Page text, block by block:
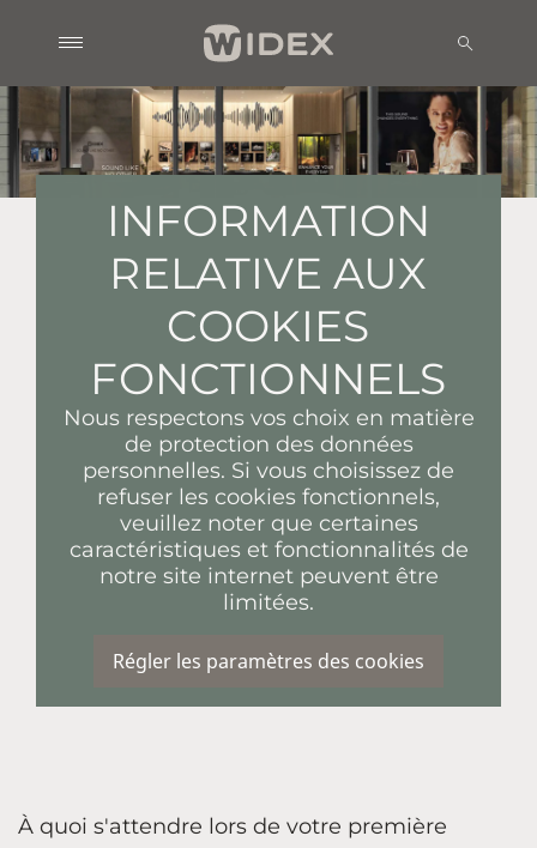
INFORMATION
RELATIVE AUX
COOKIES
FONCTIONNELS
Nous respectons vos choix en matière
de protection des données
personnelles. Si vous choisissez de
refuser les cookies fonctionnels,
veuillez noter que certaines
caractéristiques et fonctionnalités de
notre site internet peuvent être
limitées.
Régler les paramètres des cookies
À quoi s'attendre lors de votre première